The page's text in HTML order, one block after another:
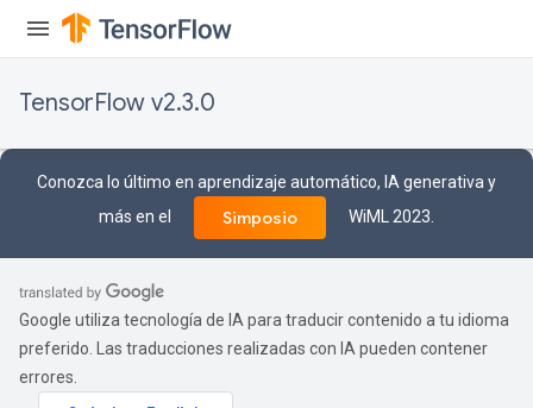
TensorFlow v2.3.0
Conozca lo último en aprendizaje automático, IA generativa y
más en el
Simposio WiML 2023.
Google utiliza tecnología de IA para traducir contenido a tu idioma
preferido. Las traducciones realizadas con IA pueden contener
errores.